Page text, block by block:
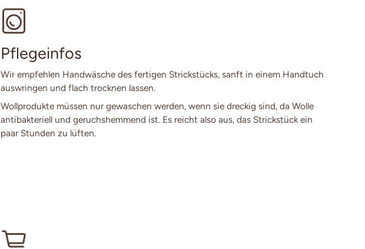
Pflegeinfos
Wir empfehlen Handwäsche des fertigen Strickstücks, sanft in einem Handtuch
auswringen und flach trocknen lassen.
Wollprodukte müssen nur gewaschen werden, wenn sie dreckig sind, da Wolle
antibakteriell und geruchshemmend ist. Es reicht also aus, das Strickstück ein
paar Stunden zu lüften.